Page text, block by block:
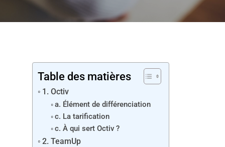
Table des matières
1. Octiv
a. Élément de différenciation
c. La tarification
c. À qui sert Octiv ?
2. TeamUp